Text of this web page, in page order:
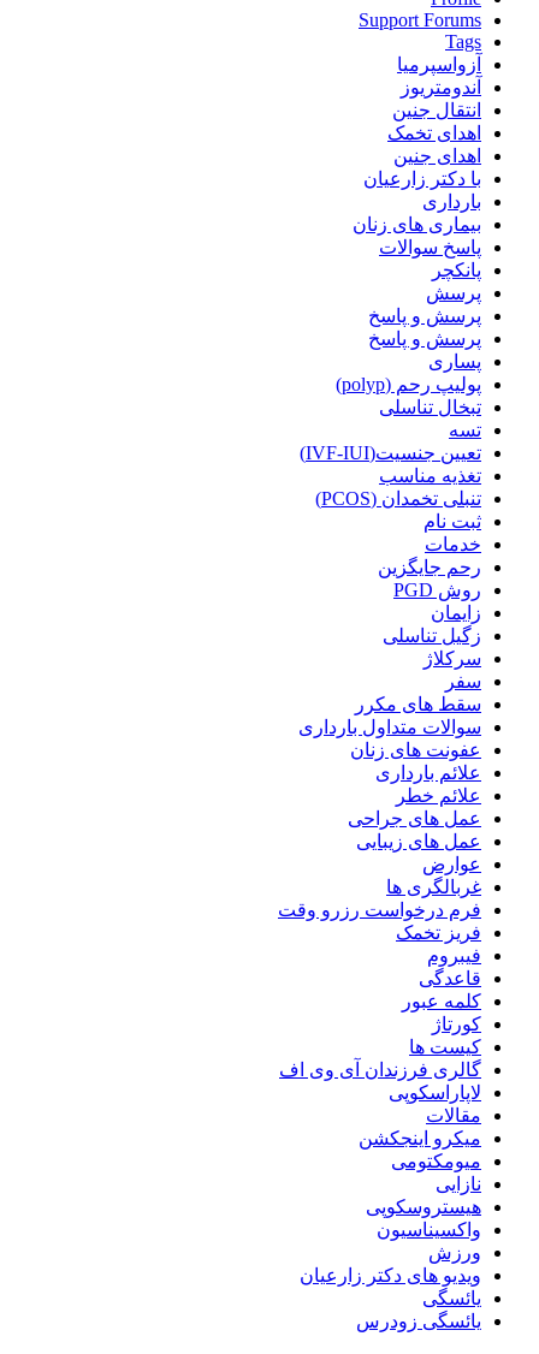
Support Forums
Tags
آزواسپرمیا
آندومتریوز
انتقال جنین
اهدای تخمک
اهدای جنین
با دکتر زارعیان
بارداری
بیماری های زنان
پاسخ سوالات
پانکچر
پرسش
پرسش و پاسخ
پرسش و پاسخ
پساری
پولیپ رحم (polyp)
تبخال تناسلی
تسه
تعیین جنسیت(IVF-IUI)
تغذیه مناسب
تنبلی تخمدان (PCOS)
ثبت نام
خدمات
رحم جایگزین
روش PGD
زایمان
زگیل تناسلی
سرکلاژ
سفر
سقط های مکرر
سوالات متداول بارداری
عفونت های زنان
علائم بارداری
علائم خطر
عمل های جراحی
عمل های زیبایی
عوارض
غربالگری ها
فرم درخواست رزرو وقت
فریز تخمک
فیبروم
قاعدگی
کلمه عبور
کورتاژ
کیست ها
گالری فرزندان آی وی اف
لاپاراسکوپی
مقالات
میکرو اینجکشن
میومکتومی
نازایی
هیستروسکوپی
واکسیناسیون
ورزش
ویدیو های دکتر زارعیان
یائسگی
یائسگی زودرس